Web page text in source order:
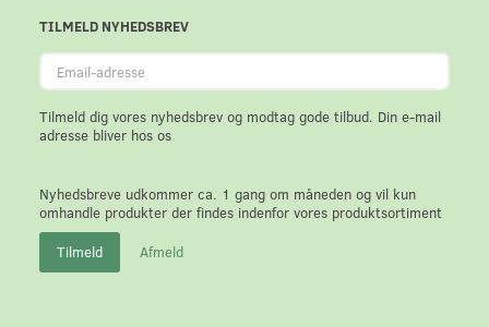
TILMELD NYHEDSBREV
Email-
adresse
Tilmeld dig vores nyhedsbrev og modtag gode tilbud. Din e-mail
adresse bliver hos os
Nyhedsbreve udkommer ca. 1 gang om måneden og vil kun
omhandle produkter der findes indenfor vores produktsortiment
Tilmeld Afmeld